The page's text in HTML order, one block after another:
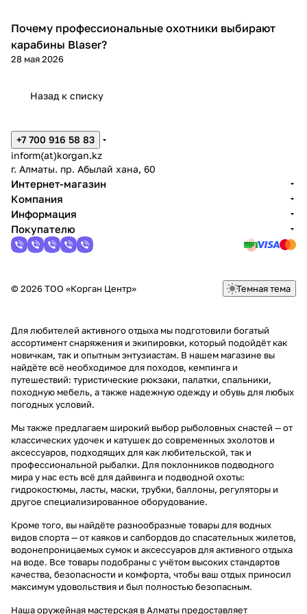
Blaser
Почему профессиональные охотники выбирают
карабины Blaser?
28 мая 2026
Назад к списку
+7 700 916 58 83
inform(at)korgan.kz
г. Алматы. пр. Абылай хана, 60
Интернет-магазин
Компания
Информация
Покупателю
© 2026 ТОО «Корган Центр» Темная тема
Для любителей активного отдыха мы подготовили богатый
ассортимент снаряжения и экипировки, который подойдёт как
новичкам, так и опытным энтузиастам. В нашем магазине вы
найдёте всё необходимое для походов, кемпинга и
путешествий: туристические рюкзаки, палатки, спальники,
походную мебель, а также надежную одежду и обувь для любых
погодных условий.
Мы также предлагаем широкий выбор рыболовных снастей — от
классических удочек и катушек до современных эхолотов и
аксессуаров, подходящих для как любительской, так и
профессиональной рыбалки. Для поклонников подводного
мира у нас есть всё для дайвинга и подводной охоты:
гидрокостюмы, ласты, маски, трубки, баллоны, регуляторы и
другое специализированное оборудование.
Кроме того, вы найдёте разнообразные товары для водных
видов спорта — от каяков и сапбордов до спасательных жилетов,
водонепроницаемых сумок и аксессуаров для активного отдыха
на воде. Все товары подобраны с учётом высоких стандартов
качества, безопасности и комфорта, чтобы ваш отдых приносил
максимум удовольствия и был полностью безопасным.
Наша оружейная мастерская в Алматы предоставляет